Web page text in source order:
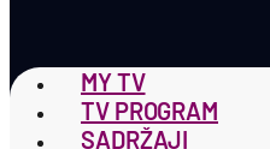
MY TV
TV PROGRAM
SADRŽAJI